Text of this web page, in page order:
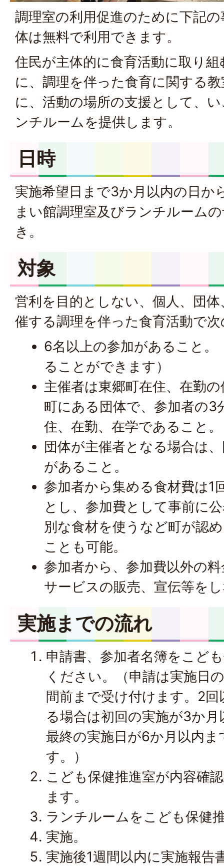
調理室の利用促進のために下記
体は無料で利用できます。
住民が主体的に食育活動に取り
に、調理を伴った食育に関する
に、活動の場所の支援として、
ンチルームを提供します。
日時
実施希望日まで3か月以内の日か
まい館調理室及びランチルーム
き。
対象
営利を目的としない、個人、団
催する調理を伴った食育活動で
6名以上の参加があること。
ることができます）
主催者は東郷町在住、在勤
町にある団体で、参加者の3
住、在勤、在学であること。
団体が主催者となる場合は
があること。
参加者から集める食材費は1
とし、参加費として事前に
別な食材を使うなど町が認
ことも可能。
参加者から、参加費以外の
サービスの販売、宣伝等を
実施までの流れ
申請書、参加者名簿をこど
ください。（申請は実施日
間前まで受け付けます。2
る場合は初回の実施が3か
最終の実施日が6か月以内
す。）
こども保健推進室が内容確
ます。
ランチルームをこども保健
実施。
実施後1週間以内に実施報告